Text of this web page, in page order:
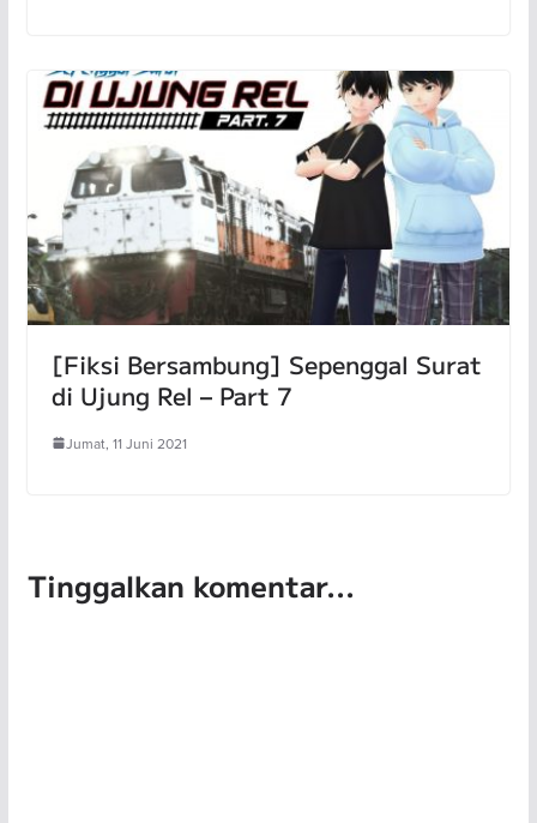
[Fiksi Bersambung] Sepenggal Surat
di Ujung Rel – Part 7
Jumat, 11 Juni 2021
Tinggalkan komentar...